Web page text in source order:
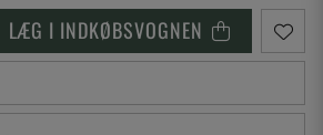
LÆG I INDKØBSVOGNEN